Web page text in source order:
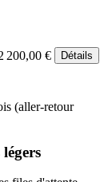
200,00 € Détails
(aller-retour